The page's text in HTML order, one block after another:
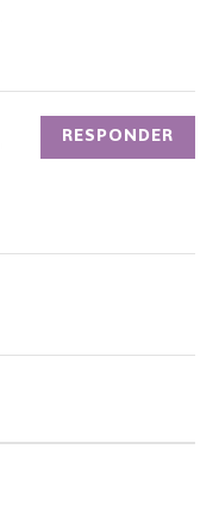
RESPONDER